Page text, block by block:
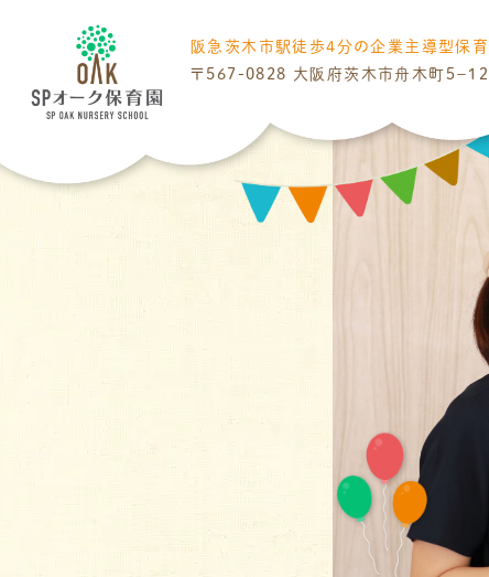
阪急茨木市駅徒歩4分の企業主導型保育
〒567-0828 大阪府茨木市舟木町５−１２